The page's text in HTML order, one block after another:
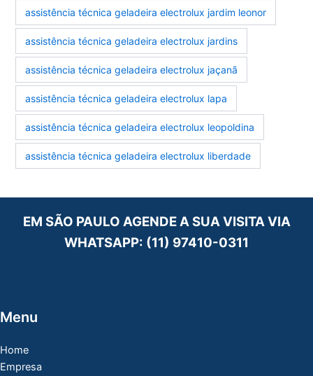
assistência técnica geladeira electrolux jardim leonor
assistência técnica geladeira electrolux jardins
assistência técnica geladeira electrolux jaçanã
assistência técnica geladeira electrolux lapa
assistência técnica geladeira electrolux leopoldina
assistência técnica geladeira electrolux liberdade
EM SÃO PAULO AGENDE A SUA VISITA VIA
WHATSAPP: (11) 97410-0311
Menu
Home
Empresa